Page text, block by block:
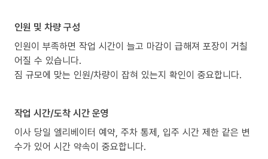
인원 및 차량 구성
인원이 부족하면 작업 시간이 늘고 마감이 급해져 포장이 거칠
어질 수 있습니다.
짐 규모에 맞는 인원/차량이 잡혀 있는지 확인이 중요합니다.
작업 시간/도착 시간 운영
이사 당일 엘리베이터 예약, 주차 통제, 입주 시간 제한 같은 변
수가 있어 시간 약속이 중요합니다.